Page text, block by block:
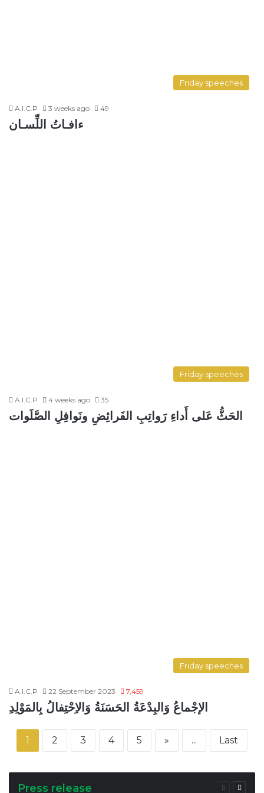
Friday speeches
A.I.C.P 3 weeks ago 49
ءافـاتُ اللِّسـان
Friday speeches
A.I.C.P 4 weeks ago 35
الحَثُّ عَلى أَداءِ رَواتِبِ الفَرائِضِ ونَوافِلِ الصَّلَوات
Friday speeches
A.I.C.P 22 September 2023 7,459
الإجْماعُ وَالبِدْعَةُ الحَسَنَةُ وَالاِحْتِفالُ بِالمَوْلِدِ
1 2 3 4 5 » ... Last
Press release
Previous
Next